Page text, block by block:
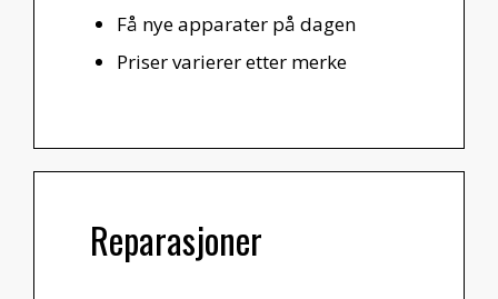
Få nye apparater på dagen
Priser varierer etter merke
Reparasjoner